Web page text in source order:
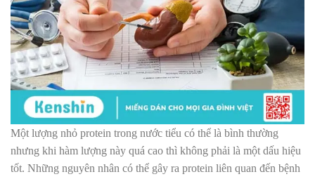
Một lượng nhỏ protein trong nước tiểu có thể là bình thường
nhưng khi hàm lượng này quá cao thì không phải là một dấu hiệu
tốt. Những nguyên nhân có thể gây ra protein liên quan đến bệnh